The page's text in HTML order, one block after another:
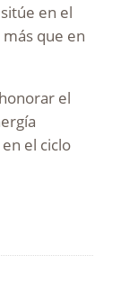
en el
que en
el
el ciclo